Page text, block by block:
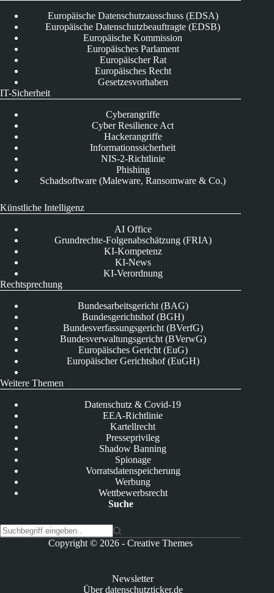
Europäische Datenschutzausschuss (EDSA)
Europäische Datenschutzbeauftragte (EDSB)
Europäische Kommission
Europäisches Parlament
Europäischer Rat
Europäisches Recht
Gesetzesvorhaben
IT-Sicherheit
Cyberangriffe
Cyber Resilience Act
Hackerangriffe
Informationssicherheit
NIS-2-Richtlinie
Phishing
Schadsoftware (Maleware, Ransomware & Co.)
Künstliche Intelligenz
AI Office
Grundrechte-Folgenabschätzung (FRIA)
KI-Kompetenz
KI-News
KI-Verordnung
Rechtsprechung
Bundesarbeitsgericht (BAG)
Bundesgerichtshof (BGH)
Bundesverfassungsgericht (BVerfG)
Bundesverwaltungsgericht (BVerwG)
Europäisches Gericht (EuG)
Europäischer Gerichtshof (EuGH)
Weitere Themen
Datenschutz & Covid-19
EEA-Richtlinie
Kartellrecht
Presseprivileg
Shadow Banning
Spionage
Vorratsdatenspeicherung
Werbung
Wettbewerbsrecht
Suche
Copyright © 2026 -Creative Themes
Newsletter
Über datenschutzticker.de